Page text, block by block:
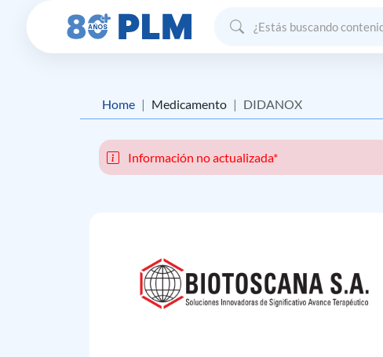
Home Medicamento DIDANOX
Información no actualizada*